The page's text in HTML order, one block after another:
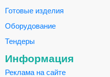
Готовые изделия
Оборудование
Тендеры
Информация
Реклама на сайте